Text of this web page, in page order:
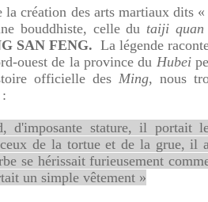
la création des arts martiaux dits
bouddhiste, celle du taiji quan
SAN FENG. La légende
ouest de la province du Hubei
officielle des Ming, nous
:
d'imposante stature, il portait
de la tortue et de la grue, il
se hérissait furieusement
un simple vêtement »